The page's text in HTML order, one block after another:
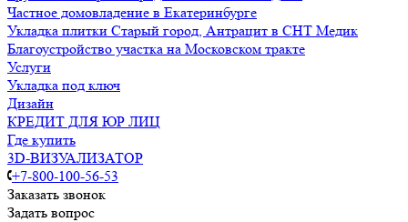
Частное домовладение в Екатеринбурге
Укладка плитки Старый город, Антрацит в СНТ Медик
Благоустройство участка на Московском тракте
Услуги
Укладка под ключ
Дизайн
КРЕДИТ ДЛЯ ЮР ЛИЦ
Где купить
3D-ВИЗУАЛИЗАТОР
+7-800-100-56-53
Заказать звонок
Задать вопрос